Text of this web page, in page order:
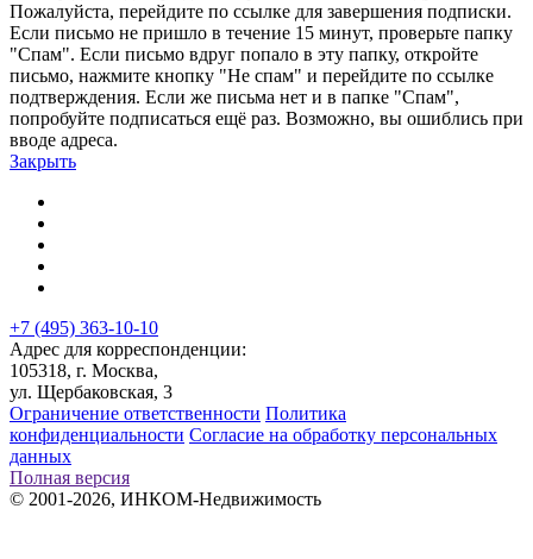
Пожалуйста, перейдите по ссылке для завершения подписки.
Если письмо не пришло в течение 15 минут, проверьте папку
"Спам". Если письмо вдруг попало в эту папку, откройте
письмо, нажмите кнопку "Не спам" и перейдите по ссылке
подтверждения. Если же письма нет и в папке "Спам",
попробуйте подписаться ещё раз. Возможно, вы ошиблись при
вводе адреса.
Закрыть
+7 (495) 363-10-10
Адрес для корреспонденции:
105318, г. Москва,
ул. Щербаковская, 3
Ограничение ответственности Политика
конфиденциальности Согласие на обработку персональных
данных
Полная версия
© 2001-2026, ИНКОМ-Недвижимость